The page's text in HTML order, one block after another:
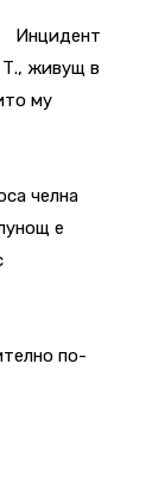
Инцидент
Т., живущ в
му
челна
е
по-